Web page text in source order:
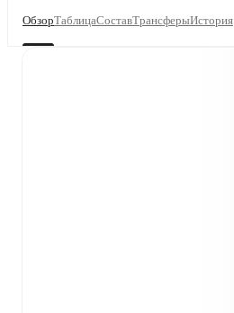
ОбзорТаблицаСоставТрансферыИстория